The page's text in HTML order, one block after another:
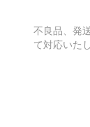
不良品、発
て対応いた